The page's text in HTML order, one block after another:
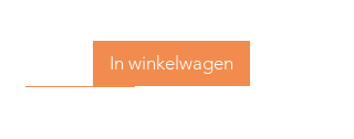
In winkelwagen